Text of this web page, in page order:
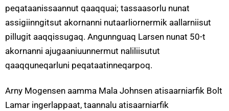
peqataanissaannut qaaqquai; tassaasorlu nunat
assigiinngitsut akornanni nutaarliornermik aallarniisut
pillugit aaqqissugaq. Angunnguaq Larsen nunat 50-t
akornanni ajugaaniuunnermut naliliisutut
qaaqquneqarluni peqataatinneqarpoq.
Arny Mogensen aamma Mala Johnsen atisaarniarfik Bolt
Lamar ingerlappaat, taannalu atisaarniarfik